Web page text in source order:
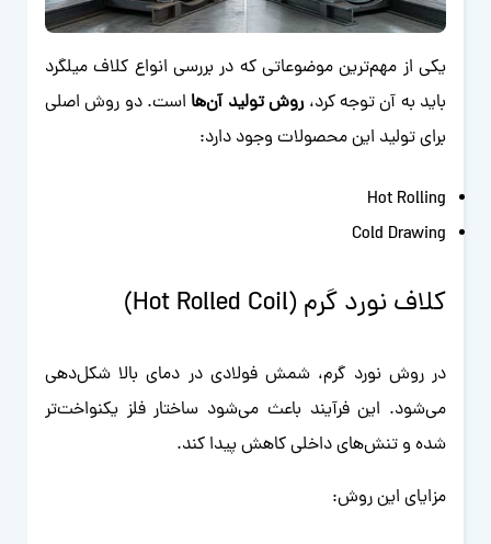
یکی از مهم‌ترین موضوعاتی که در بررسی انواع کلاف میلگرد
باید به آن توجه کرد،روش تولید آن‌ها است. دو روش اصلی
برای تولید این محصولات وجود دارد:
Hot Rolling
Cold Drawing
کلاف نورد گرم (Hot Rolled Coil)
در روش نورد گرم، شمش فولادی در دمای بالا شکل‌دهی
می‌شود. این فرآیند باعث می‌شود ساختار فلز یکنواخت‌تر
شده و تنش‌های داخلی کاهش پیدا کند.
مزایای این روش: